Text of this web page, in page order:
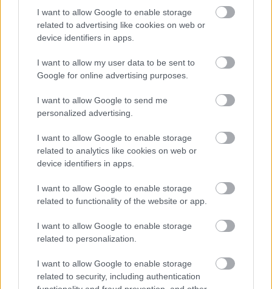
I want to allow Google to enable storage
related to advertising like cookies on web or
device identifiers in apps.
I want to allow my user data to be sent to
Google for online advertising purposes.
I want to allow Google to send me
personalized advertising.
I want to allow Google to enable storage
related to analytics like cookies on web or
device identifiers in apps.
I want to allow Google to enable storage
related to functionality of the website or app.
I want to allow Google to enable storage
related to personalization.
I want to allow Google to enable storage
related to security, including authentication
Országos hírek
A lakosságra is fontos szerep hárul a
szúnyoginvázió elkerülésében
Túlfogyasztás napja - július 30-ra
felhasználta az emberiség a Föld egész
HIRDETÉS
HIRDETÉS